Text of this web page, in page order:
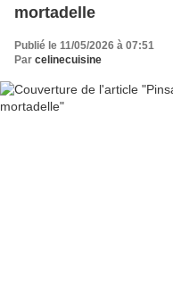
mortadelle
Publié le 11/05/2026 à 07:51
Par celinecuisine